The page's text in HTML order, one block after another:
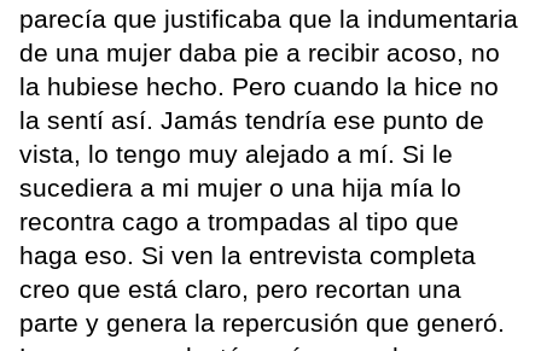
parecía que justificaba que la indumentaria
de una mujer daba pie a recibir acoso, no
la hubiese hecho. Pero cuando la hice no
la sentí así. Jamás tendría ese punto de
vista, lo tengo muy alejado a mí. Si le
sucediera a mi mujer o una hija mía lo
recontra cago a trompadas al tipo que
haga eso. Si ven la entrevista completa
creo que está claro, pero recortan una
parte y genera la repercusión que generó.